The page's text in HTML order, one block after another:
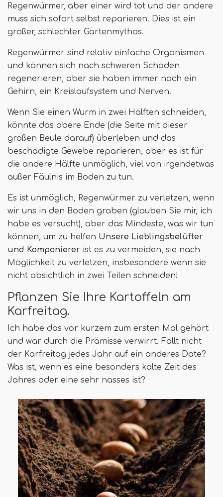
Regenwürmer, aber einer wird tot und der andere
muss sich sofort selbst reparieren. Dies ist ein
großer, schlechter Gartenmythos.
Regenwürmer sind relativ einfache Organismen
und können sich nach schweren Schäden
regenerieren, aber sie haben immer noch ein
Gehirn, ein Kreislaufsystem und Nerven.
Wenn Sie einen Wurm in zwei Hälften schneiden,
könnte das obere Ende (die Seite mit dieser
großen Beule darauf) überleben und das
beschädigte Gewebe reparieren, aber es ist für
die andere Hälfte unmöglich, viel von irgendetwas
außer Fäulnis im Boden zu tun.
Es ist unmöglich, Regenwürmer zu verletzen, wenn
wir uns in den Boden graben (glauben Sie mir, ich
habe es versucht), aber das Mindeste, was wir tun
können, um zu helfen Unsere Lieblingsbelüfter
und Komponierer ist es zu vermeiden, sie nach
Möglichkeit zu verletzen, insbesondere wenn sie
nicht absichtlich in zwei Teilen schneiden!
Pflanzen Sie Ihre Kartoffeln am
Karfreitag.
Ich habe das vor kurzem zum ersten Mal gehört
und war durch die Prämisse verwirrt. Fällt nicht
der Karfreitag jedes Jahr auf ein anderes Date?
Was ist, wenn es eine besonders kalte Zeit des
Jahres oder eine sehr nasses ist?